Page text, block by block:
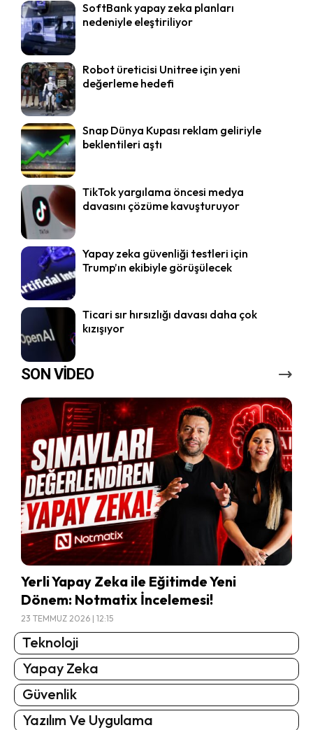
SoftBank yapay zeka planları
nedeniyle eleştiriliyor
Robot üreticisi Unitree için yeni
değerleme hedefi
Snap Dünya Kupası reklam geliriyle
beklentileri aştı
TikTok yargılama öncesi medya
davasını çözüme kavuşturuyor
Yapay zeka güvenliği testleri için
Trump’ın ekibiyle görüşülecek
Ticari sır hırsızlığı davası daha çok
kızışıyor
SON VİDEO
Yerli Yapay Zeka ile Eğitimde Yeni
Dönem: Notmatix İncelemesi!
23 TEMMUZ 2026 | 12:15
Teknoloji
Yapay Zeka
Güvenlik
Yazılım Ve Uygulama